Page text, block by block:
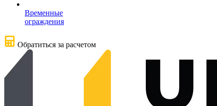
Временные
ограждения
Обратиться за расчетом